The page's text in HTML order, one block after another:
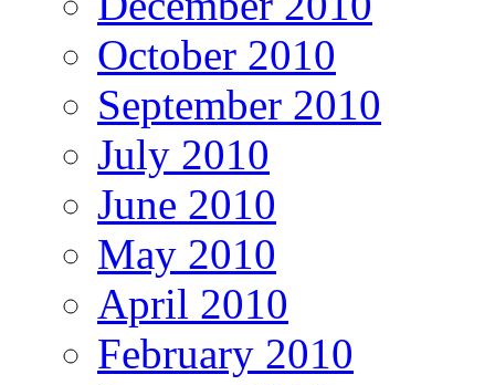
October 2010
September 2010
July 2010
June 2010
May 2010
April 2010
February 2010